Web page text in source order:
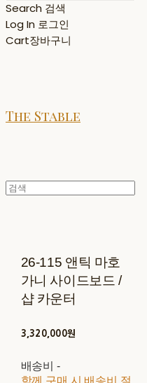
Search 검색
Log In 로그인
Cart장바구니
The Stable
26-115 앤틱 마호
가니 사이드보드 /
샵 카운터
3,320,000원
배송비 -
함께 구매 시 배송비 절